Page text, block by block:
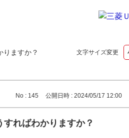
文字サイズ変更
りますか？
No : 145 公開日時 : 2024/05/17 12:00
ればわかりますか？